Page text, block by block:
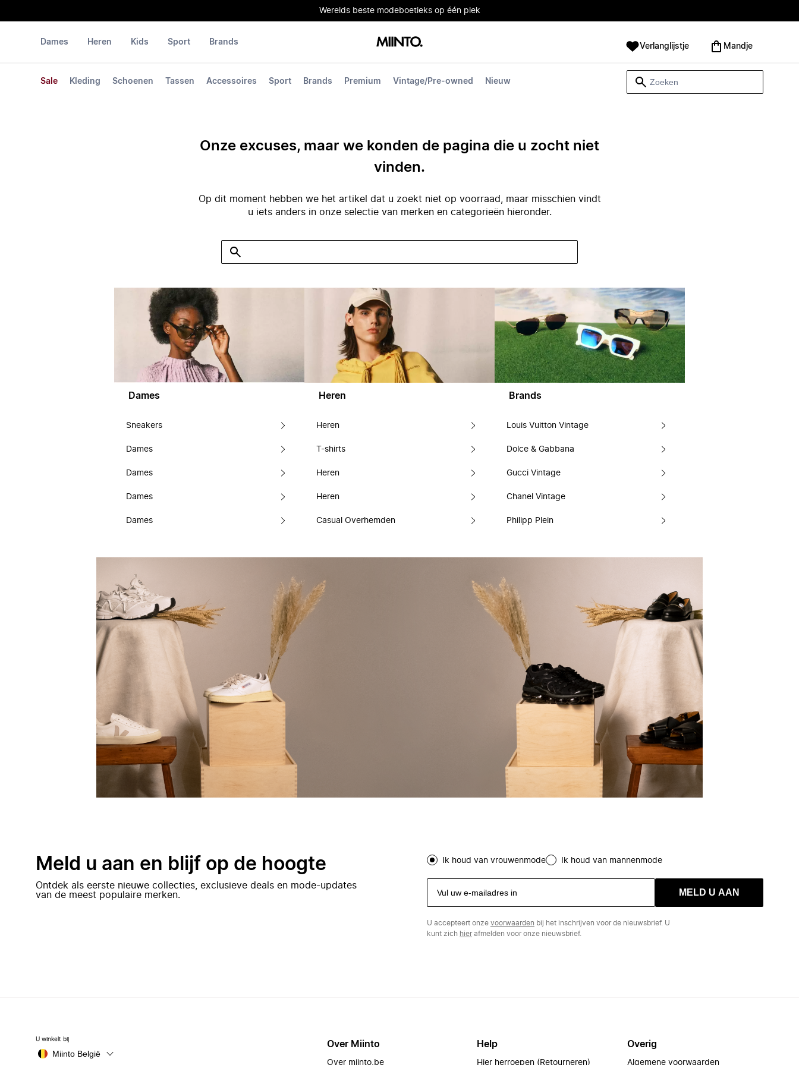
Werelds beste modeboetieks op één plek
Dames
Sale Kleding Schoenen Tassen Accessoires Sport Brands Premium Vintage/Pre-owned Nieuw
Heren Kids Sport Brands Verlanglijstje Mandje
Onze excuses, maar we konden de pagina die u zocht niet
vinden.
Op dit moment hebben we het artikel dat u zoekt niet op voorraad, maar misschien vindt
u iets anders in onze selectie van merken en categorieën hieronder.
Dames
Sneakers
Dames
Dames
Dames
Dames
Heren
Heren
T-shirts
Heren
Heren
Casual Overhemden
Brands
Louis Vuitton Vintage
Dolce & Gabbana
Gucci Vintage
Chanel Vintage
Philipp Plein
Meld u aan en blijf op de hoogte
Ontdek als eerste nieuwe collecties, exclusieve deals en mode-updates
van de meest populaire merken.
Ik houd van vrouwenmode Ik houd van mannenmode
MELD U AAN
U accepteert onze voorwaarden bij het inschrijven voor de nieuwsbrief. U
kunt zich hierafmelden voor onze nieuwsbrief.
U winkelt bij
Miinto België
Over Miinto
Over miinto.be
Help
Hier herroepen (Retourneren)
Overig
Algemene voorwaarden